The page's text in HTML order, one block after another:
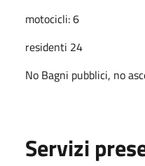
motocicli: 6
residenti 24
No Bagni pubblici, no
Servizi